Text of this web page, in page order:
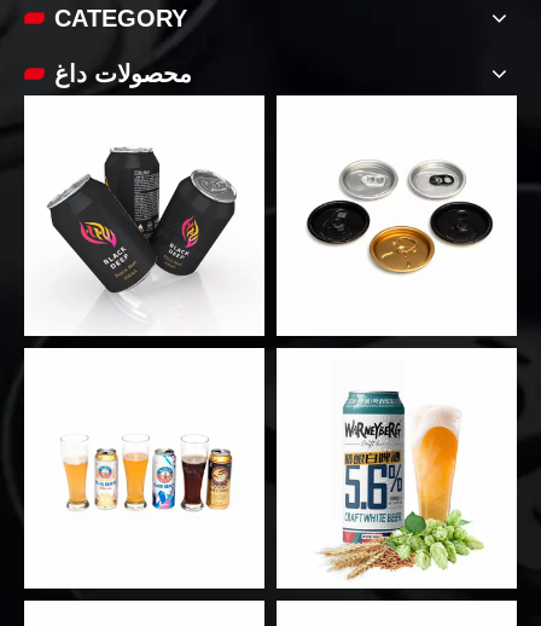
CATEGORY
محصولات داغ